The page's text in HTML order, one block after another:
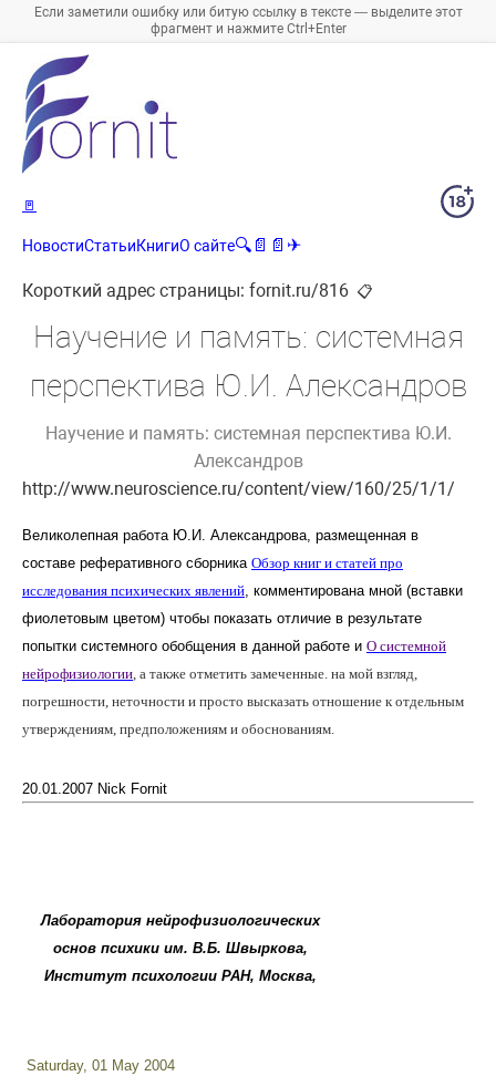
Если заметили ошибку или битую ссылку в тексте — выделите этот
фрагмент и нажмите Ctrl+Enter
🚪
НовостиСтатьиКнигиО сайте🔍 📄 📄 ✈
Короткий адрес страницы: fornit.ru/816 📋
Научение и память: системная
перспектива Ю.И. Александров
Научение и память: системная перспектива Ю.И.
Александров
http://www.neuroscience.ru/content/view/160/25/1/1/
Великолепная работа Ю.И. Александрова, размещенная в
составе реферативного сборника Обзор книг и статей про
исследования психических явлений, комментирована мной (вставки
фиолетовым цветом) чтобы показать отличие в результате
попытки системного обобщения в данной работе и О системной
нейрофизиологии, а также отметить замеченные. на мой взгляд,
погрешности, неточности и просто высказать отношение к отдельным
утверждениям, предположениям и обоснованиям.
20.01.2007 Nick Fornit
Лаборатория нейрофизиологических
основ психики им. В.Б. Швыркова,
Институт психологии РАН, Москва,
Saturday, 01 May 2004